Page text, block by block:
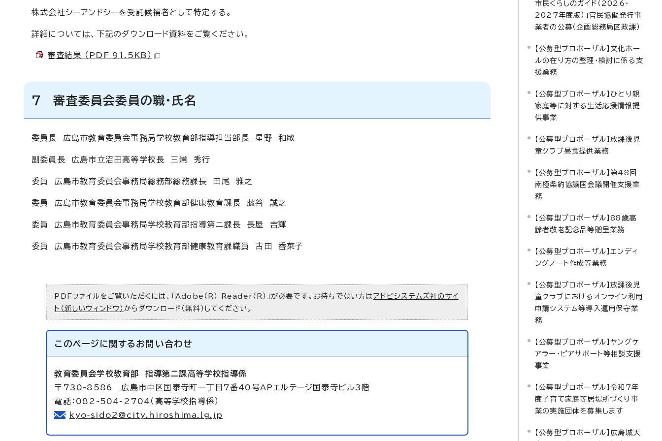
株式会社シーアンドシーを受託候補者として特定する。
詳細については、下記のダウンロード資料をご覧ください。
審査結果 （PDF 91.5KB）
7 審査委員会委員の職・氏名
委員長 広島市教育委員会事務局学校教育部指導担当部長 星野 和敏
副委員長 広島市立沼田高等学校長 三浦 秀行
委員 広島市教育委員会事務局総務部総務課長 田尾 雅之
委員 広島市教育委員会事務局学校教育部健康教育課長 藤谷 誠之
委員 広島市教育委員会事務局学校教育部指導第二課長 長屋 吉輝
委員 広島市教育委員会事務局学校教育部健康教育課職員 古田 香菜子
PDFファイルをご覧いただくには、「Adobe（R） Reader（R）」が必要です。お持ちでない方は アドビシステムズ社のサイ
ト（新しいウィンドウ） からダウンロード（無料）してください。
このページに関する お問い合わせ
教育委員会学校教育部 指導第二課高等学校指導係
〒730-8586 広島市中区国泰寺町一丁目7番40号APエルテージ国泰寺ビル3階
電話：082-504-2704（高等学校指導係）
kyo-sido2@city.hiroshima.lg.jp
市民くらしのガイド（2026・
2027年度版）」官民協働発行事
業者の公募（企画総務局区政課）
【公募型プロポーザル】文化ホー
ルの在り方の整理・検討に係る支
援業務
【公募型プロポーザル】ひとり親
家庭等に対する生活応援情報提
供事業
【公募型プロポーザル】放課後児
童クラブ昼食提供業務
【公募型プロポーザル】第48回
南極条約協議国会議開催支援業
務
【公募型プロポーザル】88歳高
齢者敬老記念品等贈呈業務
【公募型プロポーザル】エンディ
ングノート作成等業務
【公募型プロポーザル】放課後児
童クラブにおけるオンライン利用
申請システム等導入運用保守業
務
【公募型プロポーザル】ヤングケ
アラー・ピアサポート等相談支援
事業
【公募型プロポーザル】令和7年
度子育て家庭等居場所づくり事
業の実施団体を募集します
【公募型プロポーザル】広島城天